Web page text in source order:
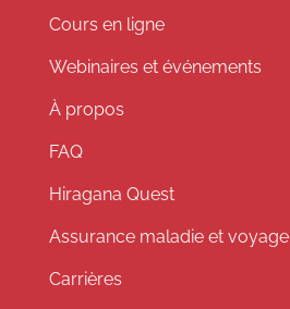
Cours en ligne
Webinaires et événements
À propos
FAQ
Hiragana Quest
Assurance maladie et voyage
Carrières